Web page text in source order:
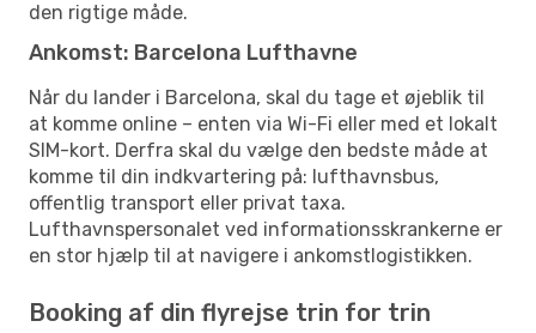
den rigtige måde.
Ankomst: Barcelona Lufthavne
Når du lander i Barcelona, skal du tage et øjeblik til
at komme online – enten via Wi-Fi eller med et lokalt
SIM-kort. Derfra skal du vælge den bedste måde at
komme til din indkvartering på: lufthavnsbus,
offentlig transport eller privat taxa.
Lufthavnspersonalet ved informationsskrankerne er
en stor hjælp til at navigere i ankomstlogistikken.
Booking af din flyrejse trin for trin